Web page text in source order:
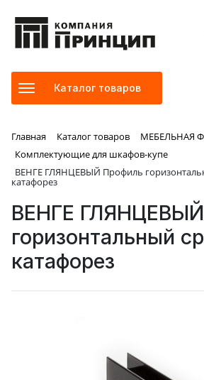
Каталог товаров
Главная Каталог товаров
МЕБЕЛЬНАЯ
Комплектующие для шкафов-купе
ВЕНГЕ ГЛЯНЦЕВЫЙ Профиль
катафорез
ВЕНГЕ
горизонтальный
катафорез